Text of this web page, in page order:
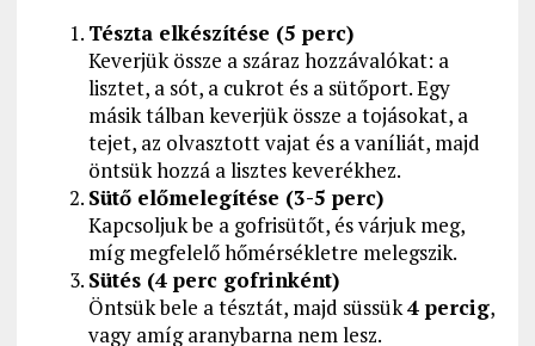
Tészta elkészítése (5 perc)
Keverjük össze a száraz hozzávalókat: a
lisztet, a sót, a cukrot és a sütőport. Egy
másik tálban keverjük össze a tojásokat, a
tejet, az olvasztott vajat és a vaníliát, majd
öntsük hozzá a lisztes keverékhez.
Sütő előmelegítése (3-5 perc)
Kapcsoljuk be a gofrisütőt, és várjuk meg,
míg megfelelő hőmérsékletre melegszik.
Sütés (4 perc gofrinként)
Öntsük bele a tésztát, majd süssük4 percig,
vagy amíg aranybarna nem lesz.